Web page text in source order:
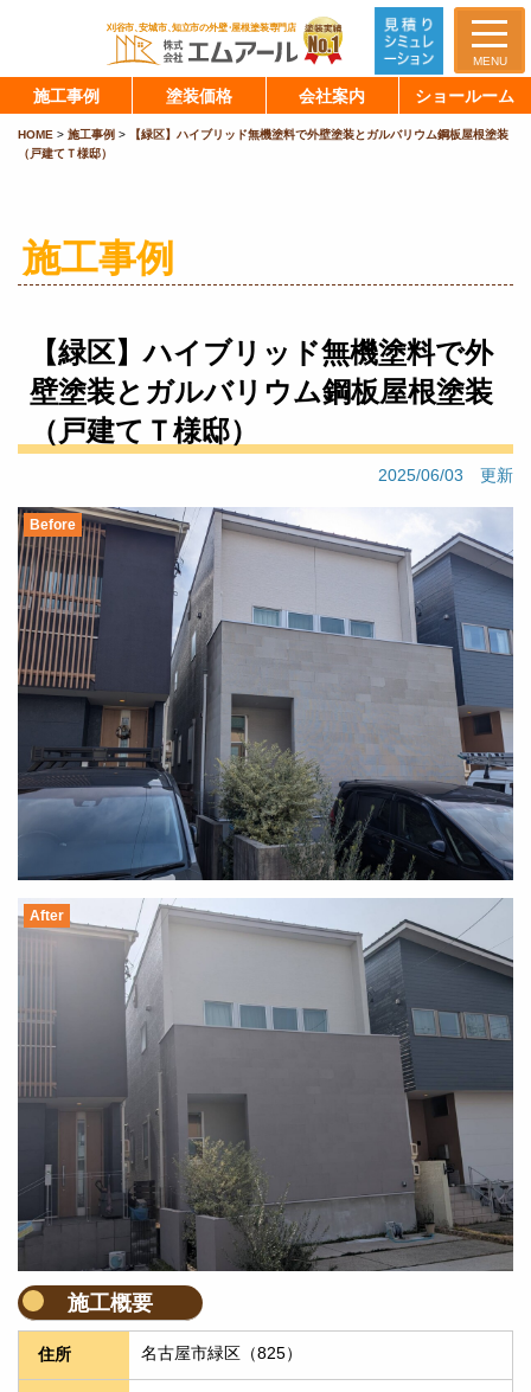
MENU
施工事例 塗装価格 会社案内 ショールーム
HOME > 施工事例 >
【緑区】ハイブリッド無機塗料で外壁塗装とガルバリウム鋼板屋根塗装
（戸建てＴ様邸）
施工事例
【緑区】ハイブリッド無機塗料で外
壁塗装とガルバリウム鋼板屋根塗装
（戸建てＴ様邸）
2025/06/03 更新
Before
After
施工概要
住所 名古屋市緑区（825）